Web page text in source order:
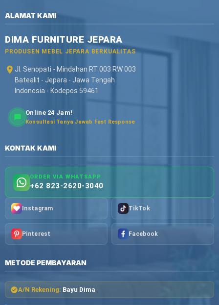
ALAMAT KAMI
DIMA FURNITURE JEPARA
PRODUSEN MEBEL JEPARA BERKUALITAS
Jl. Senopati - Mindahan RT 003 RW 003
Batealit - Jepara - Jawa Tengah
Indonesia - Kodepos 59461
Online 24 Jam!
Konsultasi Tanya Jawab Fast Response
KONTAK KAMI
ORDER VIA WHATSAPP
+62 823-2620-3040
Instagram TikTok
Pinterest Facebook
METODE PEMBAYARAN
A/N Rekening: Bayu Dima